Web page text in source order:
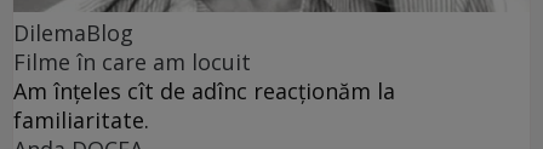
DilemaBlog
Filme în care am locuit
Am înțeles cît de adînc reacționăm la
familiaritate.